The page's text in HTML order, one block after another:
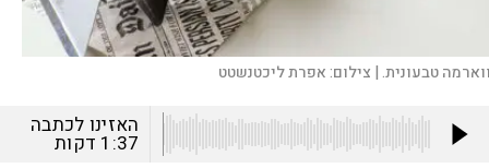
טבעונית. | צילום:אפרת ליכטנשטט
האזינו לכתבה
1:37 דקות